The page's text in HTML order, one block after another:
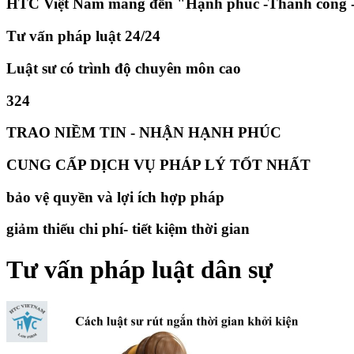
HTC Việt Nam mang đến "Hạnh phúc -Thành
Tư vấn pháp luật 24/24
Luật sư có trình độ chuyên môn cao
324
TRAO NIỀM TIN - NHẬN HẠNH PHÚC
CUNG CẤP DỊCH VỤ PHÁP LÝ TỐT NHẤT
bảo vệ quyền và lợi ích hợp pháp
giảm thiếu chi phí- tiết kiệm thời gian
Tư vấn pháp luật dân sự